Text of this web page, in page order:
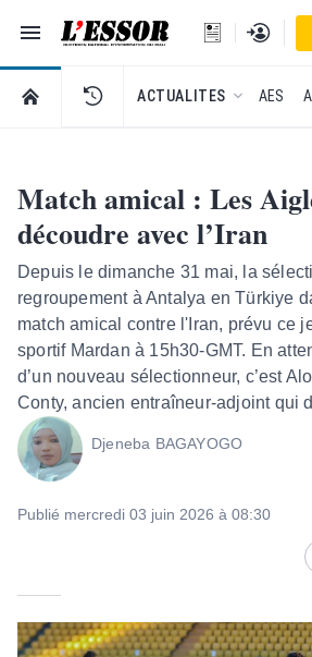
Navigation
L'Essor - retour à la une
Se
RETOUR À LA PAGE D’ACCUEIL DE L'ESSOR
ACTUALITES AES
Match amical : Les
découdre avec l’Iran
Depuis le dimanche 31 mai, la
regroupement à Antalya en Türkiye
match amical contre l'Iran, prévu ce
sportif Mardan à 15h30-GMT. En
d’un nouveau sélectionneur, c’est
Conty, ancien entraîneur-adjoint qui
Djeneba BAGAYOGO
Publié mercredi 03 juin 2026 à 08:30